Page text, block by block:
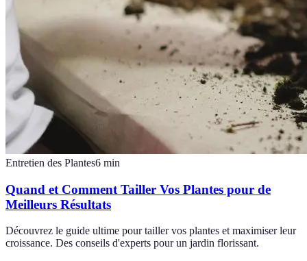
Entretien des Plantes6 min
Quand et Comment Tailler Vos Plantes pour de
Meilleurs Résultats
Découvrez le guide ultime pour tailler vos plantes et maximiser leur
croissance. Des conseils d'experts pour un jardin florissant.